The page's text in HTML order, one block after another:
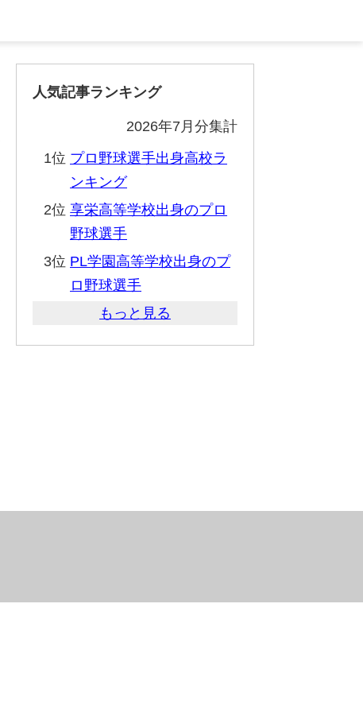
人気記事ランキング
2026年7月分集計
1位 プロ野球選手出身高校ラ
ンキング
2位 享栄高等学校出身のプロ
野球選手
3位 PL学園高等学校出身のプ
ロ野球選手
もっと見る